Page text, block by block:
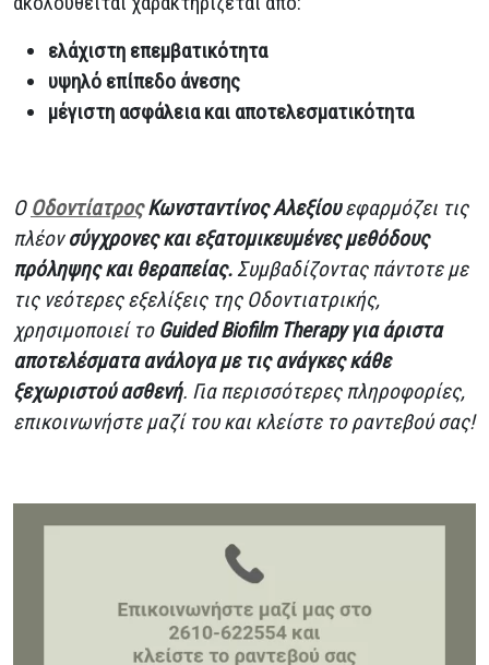
ελάχιστη επεμβατικότητα
υψηλό επίπεδο άνεσης
μέγιστη ασφάλεια και αποτελεσματικότητα
Ο ΟδοντίατροςΚωνσταντίνος Αλεξίουεφαρμόζει τις
πλέονσύγχρονες και εξατομικευμένες μεθόδους
πρόληψης και θεραπείας. Συμβαδίζοντας πάντοτε με
τις νεότερες εξελίξεις της Οδοντιατρικής,
χρησιμοποιεί το Guided Biofilm Therapy για άριστα
αποτελέσματα ανάλογα με τις ανάγκες κάθε
ξεχωριστού ασθενή. Για περισσότερες πληροφορίες,
επικοινωνήστε μαζί του και κλείστε το ραντεβού σας!